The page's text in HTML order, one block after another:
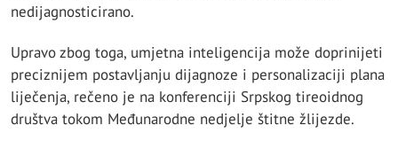
nedijagnosticirano.
Upravo zbog toga, umjetna inteligencija može doprinijeti
preciznijem postavljanju dijagnoze i personalizaciji plana
liječenja, rečeno je na konferenciji Srpskog tireoidnog
društva tokom Međunarodne nedjelje štitne žlijezde.